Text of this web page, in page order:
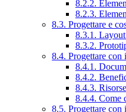
8.2.2.
8.2.3.
8.3. Progettare e
8.3.1.
8.3.2.
8.4. Progettare con
8.4.1.
8.4.2.
8.4.3.
8.4.4. Come
8.5. Progettare